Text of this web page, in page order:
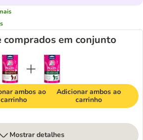
em conjunto
ambos ao
carrinho
Adicionar ambos ao
carrinho
Mostrar detalhes